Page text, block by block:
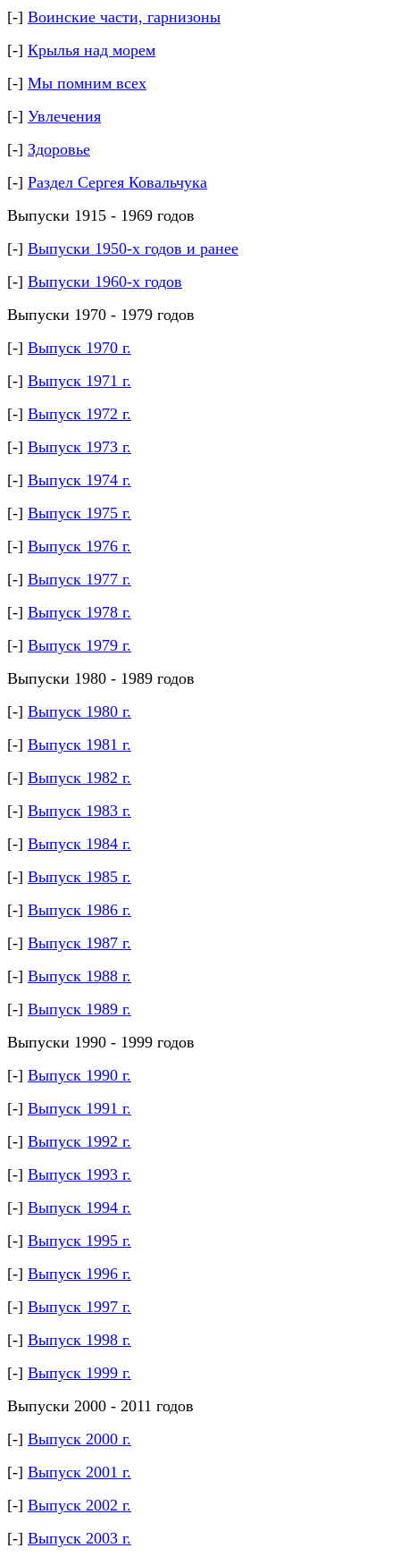
[-] Воинские части, гарнизоны
[-] Крылья над морем
[-] Мы помним всех
[-] Увлечения
[-] Здоровье
[-] Раздел Сергея Ковальчука
Выпуски 1915 - 1969 годов
[-] Выпуски 1950-х годов и ранее
[-] Выпуски 1960-х годов
Выпуски 1970 - 1979 годов
[-] Выпуск 1970 г.
[-] Выпуск 1971 г.
[-] Выпуск 1972 г.
[-] Выпуск 1973 г.
[-] Выпуск 1974 г.
[-] Выпуск 1975 г.
[-] Выпуск 1976 г.
[-] Выпуск 1977 г.
[-] Выпуск 1978 г.
[-] Выпуск 1979 г.
Выпуски 1980 - 1989 годов
[-] Выпуск 1980 г.
[-] Выпуск 1981 г.
[-] Выпуск 1982 г.
[-] Выпуск 1983 г.
[-] Выпуск 1984 г.
[-] Выпуск 1985 г.
[-] Выпуск 1986 г.
[-] Выпуск 1987 г.
[-] Выпуск 1988 г.
[-] Выпуск 1989 г.
Выпуски 1990 - 1999 годов
[-] Выпуск 1990 г.
[-] Выпуск 1991 г.
[-] Выпуск 1992 г.
[-] Выпуск 1993 г.
[-] Выпуск 1994 г.
[-] Выпуск 1995 г.
[-] Выпуск 1996 г.
[-] Выпуск 1997 г.
[-] Выпуск 1998 г.
[-] Выпуск 1999 г.
Выпуски 2000 - 2011 годов
[-] Выпуск 2000 г.
[-] Выпуск 2001 г.
[-] Выпуск 2002 г.
[-] Выпуск 2003 г.